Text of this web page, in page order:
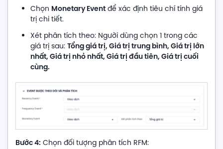
Chọn Monetary Eventđể xác định tiêu chí tính giá
trị chi tiết.
Xét phân tích theo: Người dùng chọn 1 trong các
giá trị sau:Tổng giá trị, Giá trị trung bình, Giá trị lớn
nhất, Giá trị nhỏ nhất, Giá trị đầu tiên, Giá trị cuối
cùng.
Bước 4: Chọn đối tượng phân tích RFM: